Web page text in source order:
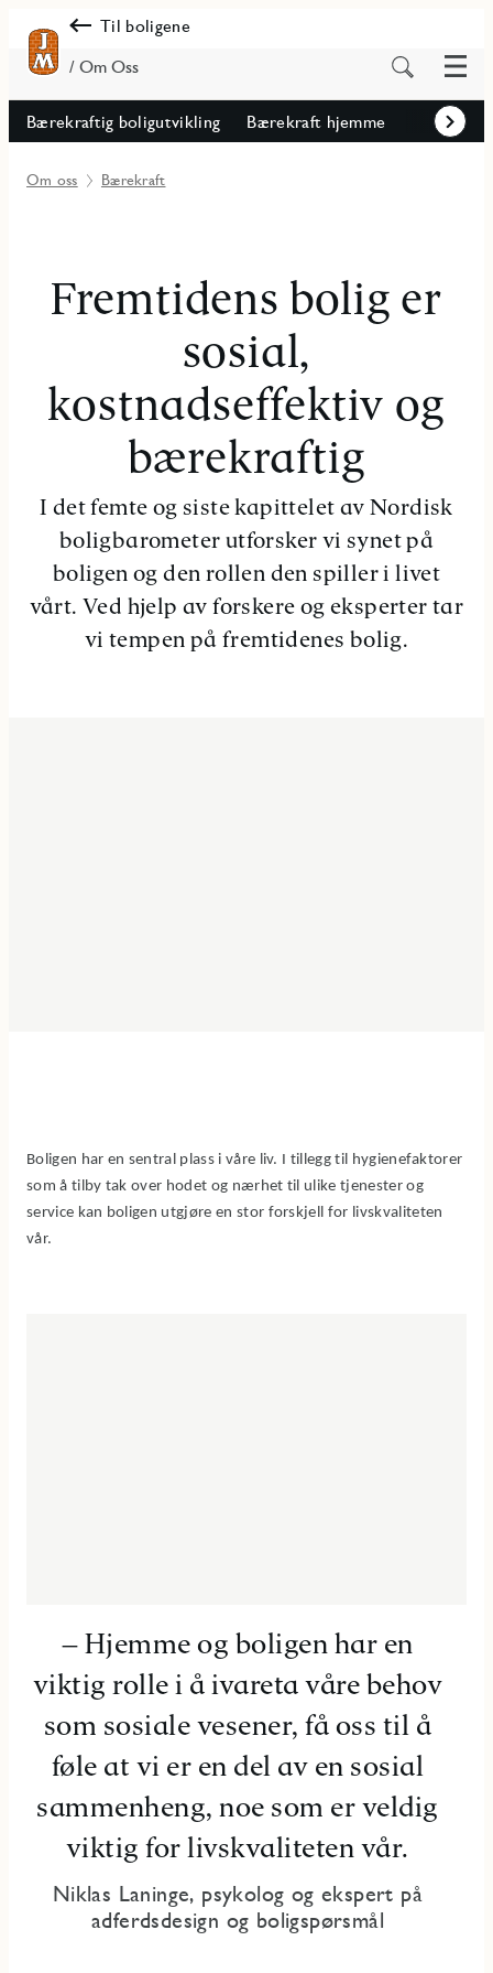
Til boligene
/ Om Oss
Søk
innhold
Meny
Bærekraftig boligutvikling Bærekraft hjemme
Om oss Bærekraft
Fremtidens bolig er
sosial,
kostnadseffektiv og
bærekraftig
I det femte og siste kapittelet av Nordisk
boligbarometer utforsker vi synet på
boligen og den rollen den spiller i livet
vårt. Ved hjelp av forskere og eksperter tar
vi tempen på fremtidenes bolig.
Boligen har en sentral plass i våre liv. I tillegg til hygienefaktorer
som å tilby tak over hodet og nærhet til ulike tjenester og
service kan boligen utgjøre en stor forskjell for livskvaliteten
vår.
–Hjemme og boligen har en
viktig rolle i å ivareta våre behov
som sosiale vesener, få oss til å
føle at vi er en del av en sosial
sammenheng, noe som er veldig
viktig for livskvaliteten vår.
Niklas Laninge, psykolog og ekspert på
adferdsdesign og boligspørsmål